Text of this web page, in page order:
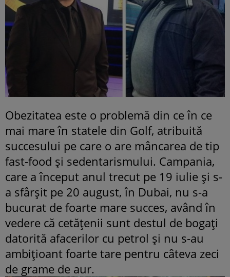
Obezitatea este o problemă din ce în ce
mai mare în statele din Golf, atribuită
succesului pe care o are mâncarea de tip
fast-food şi sedentarismului. Campania,
care a început anul trecut pe 19 iulie şi s-
a sfârşit pe 20 august, în Dubai, nu s-a
bucurat de foarte mare succes, având în
vedere că cetăţenii sunt destul de bogaţi
datorită afacerilor cu petrol şi nu s-au
ambiţioant foarte tare pentru câteva zeci
de grame de aur.